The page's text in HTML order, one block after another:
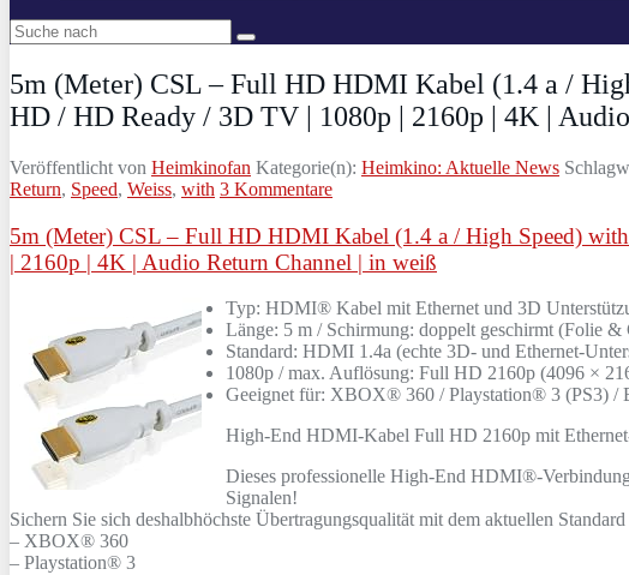
5m (Meter) CSL – Full HD HDMI Kabel (1.4 a /
HD / HD Ready / 3D TV | 1080p | 2160p | 4K |
Veröffentlicht von Heimkinofan Kategorie(n): Heimkino: Aktuelle News
Return, Speed, Weiss, with 3 Kommentare
5m (Meter) CSL – Full HD HDMI Kabel (1.4 a / High Speed)
| 2160p | 4K | Audio Return Channel | in weiß
Typ: HDMI® Kabel mit Ethernet und 3D
Länge: 5 m / Schirmung: doppelt geschirmt (Folie
Standard: HDMI 1.4a (echte 3D- und Ethernet-
1080p / max. Auflösung: Full HD 2160p (4096 ×
Geeignet für: XBOX® 360 / Playstation® 3 (PS3)
High-End HDMI-Kabel Full HD 2160p mit
Dieses professionelle High-End HDMI®-
Signalen!
Sichern Sie sich deshalbhöchste Übertragungsqualität mit dem aktuellen
– XBOX® 360
– Playstation® 3